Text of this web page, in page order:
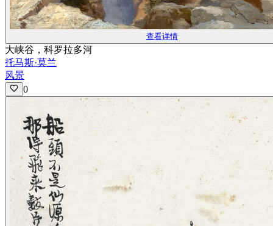
查看详情
大峡谷，科罗拉多河
托马斯·莫兰
风景
0